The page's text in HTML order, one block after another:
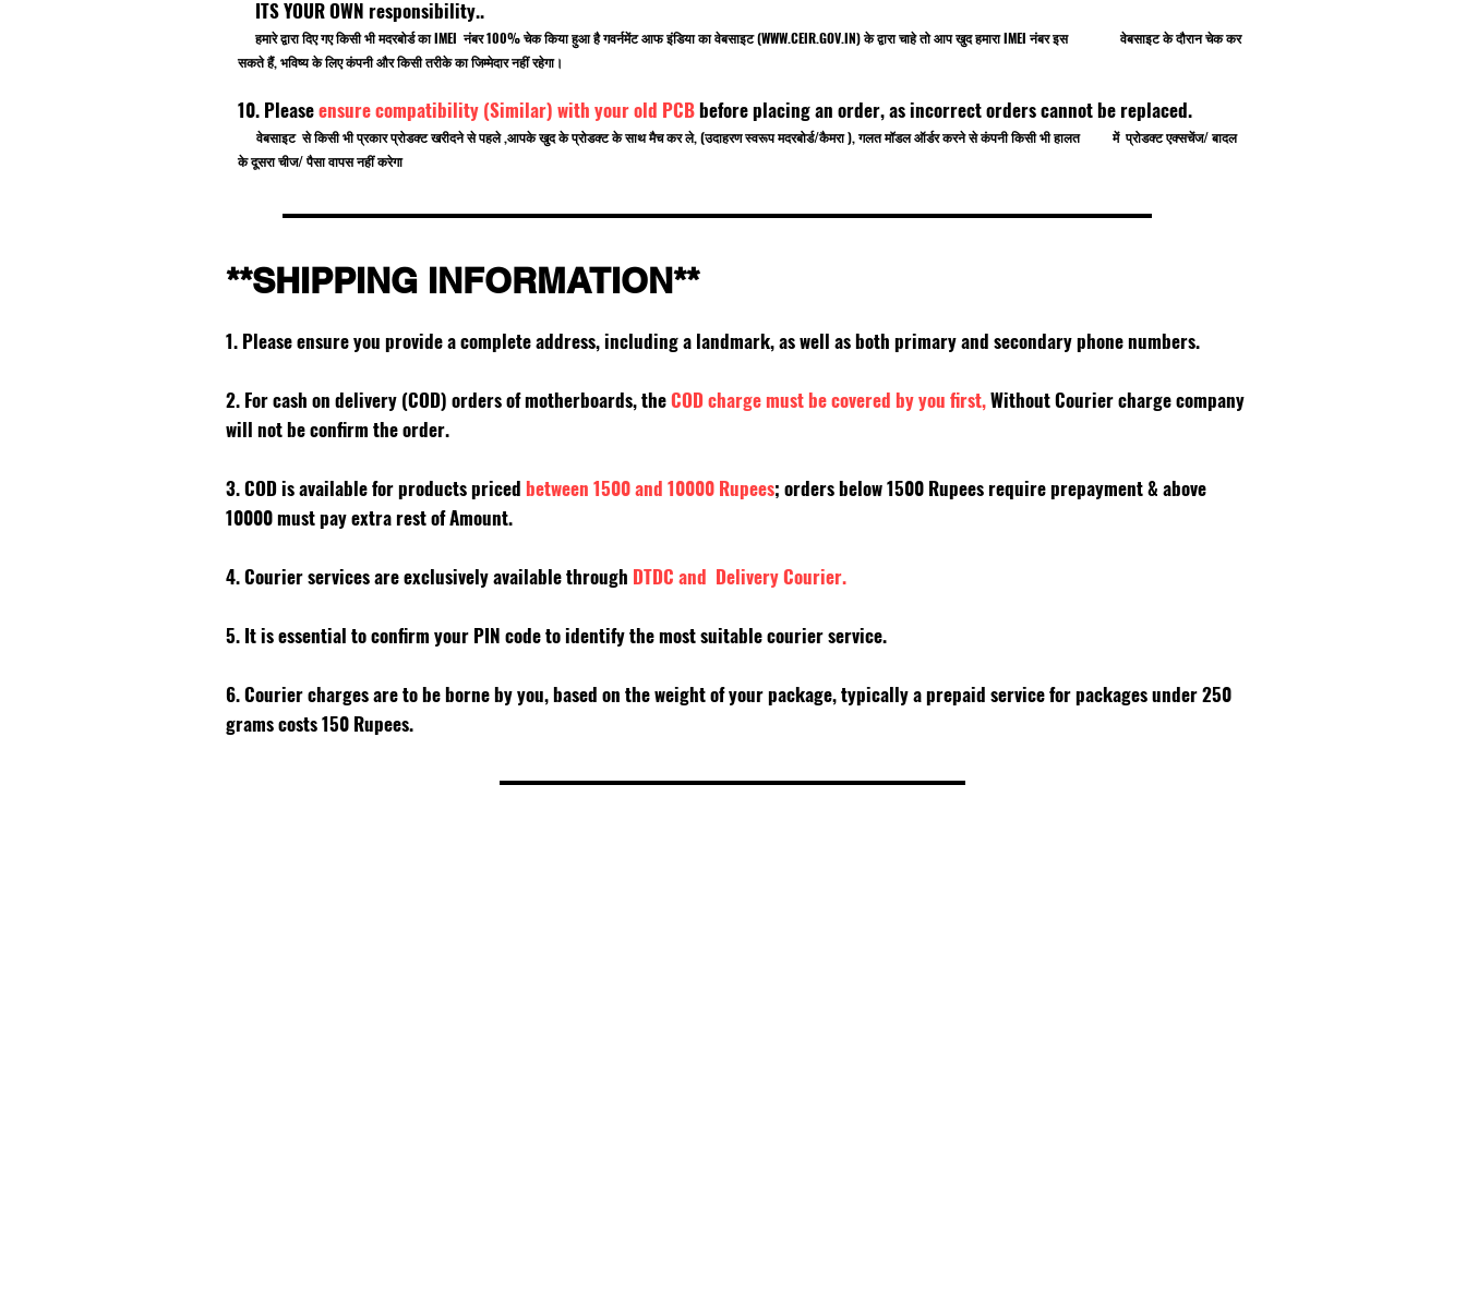
ITS YOUR OWN responsibility..
हमारे द्वारा दिए गए किसी भी मदरबोर्ड का IMEI नंबर 100% चेक किया हुआ है गवर्नमेंट आफ इंडिया का वेबसाइट (WWW.CEIR.GOV.IN) के द्वारा चाहे तो आप खुद हमारा IMEI नंबर इस वेबसाइट के दौरान चेक कर
सकते हैं, भविष्य के लिए कंपनी और किसी तरीके का जिम्मेदार नहीं रहेगा।
10. Pleaseensure compatibility (Similar) with your old PCBbefore placing an order, as incorrect orders cannot be replaced.
वेबसाइट से किसी भी प्रकार प्रोडक्ट खरीदने से पहले ,आपके खुद के प्रोडक्ट के साथ मैच कर ले, (उदाहरण स्वरूप मदरबोर्ड/कैमरा ), गलत मॉडल ऑर्डर करने से कंपनी किसी भी हालत में प्रोडक्ट एक्सचेंज/ बादल
के दूसरा चीज/ पैसा वापस नहीं करेगा
**SHIPPING INFORMATION**
1. Please ensure you provide a complete address, including a landmark, as well as both primary and secondary phone numbers.
2. For cash on delivery (COD) orders of motherboards, theCOD charge must be covered by you first,Without Courier charge company
will not be confirm the order.
3. COD is available for products priced between 1500 and 10000 Rupees; orders below 1500 Rupees require prepayment & above
10000 must pay extra rest of Amount.
4. Courier services are exclusively available through DTDC and Delivery Courier.
5. It is essential to confirm your PIN code to identify the most suitable courier service.
6. Courier charges are to be borne by you, based on the weight of your package, typically a prepaid service for packages under 250
grams costs 150 Rupees.